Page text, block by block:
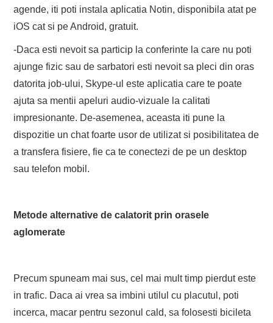
agende, iti poti instala aplicatia Notin, disponibila atat pe
iOS cat si pe Android, gratuit.
-Daca esti nevoit sa particip la conferinte la care nu poti
ajunge fizic sau de sarbatori esti nevoit sa pleci din oras
datorita job-ului, Skype-ul este aplicatia care te poate
ajuta sa mentii apeluri audio-vizuale la calitati
impresionante. De-asemenea, aceasta iti pune la
dispozitie un chat foarte usor de utilizat si posibilitatea de
a transfera fisiere, fie ca te conectezi de pe un desktop
sau telefon mobil.
Metode alternative de calatorit prin orasele
aglomerate
Precum spuneam mai sus, cel mai mult timp pierdut este
in trafic. Daca ai vrea sa imbini utilul cu placutul, poti
incerca, macar pentru sezonul cald, sa folosesti bicileta